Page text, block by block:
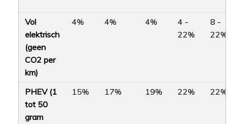
Vol
elektrisch
(geen
CO2 per
km)
4% 4% 4%
4 -
22%
8 -
22%
PHEV (1
tot 50
gram
15% 17% 19% 22% 22%